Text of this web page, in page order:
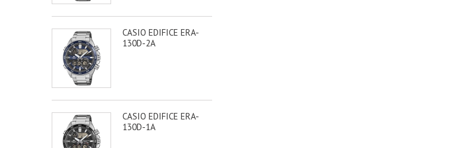
CASIO EDIFICE ERA-
130D-2A
CASIO EDIFICE ERA-
130D-1A